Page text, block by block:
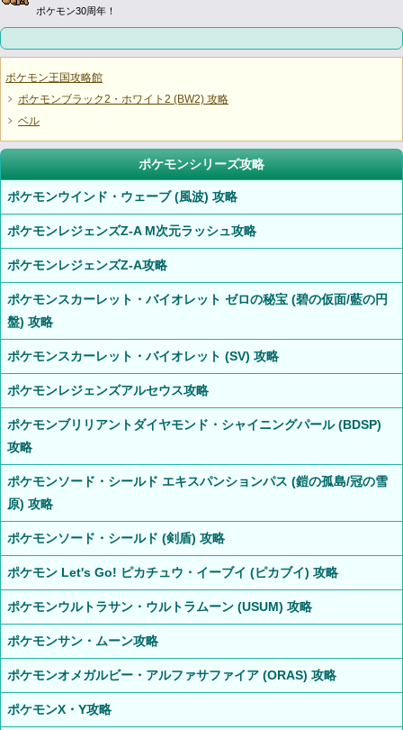
ポケモン30周年！
ポケモン王国攻略館
ポケモンブラック2・ホワイト2 (BW2) 攻略
ベル
ポケモンシリーズ攻略
ポケモンウインド・ウェーブ (風波) 攻略
ポケモンレジェンズZ-A M次元ラッシュ攻略
ポケモンレジェンズZ-A攻略
ポケモンスカーレット・バイオレット ゼロの秘宝 (碧の仮面/藍の円
盤) 攻略
ポケモンスカーレット・バイオレット (SV) 攻略
ポケモンレジェンズアルセウス攻略
ポケモンブリリアントダイヤモンド・シャイニングパール (BDSP)
攻略
ポケモンソード・シールド エキスパンションパス (鎧の孤島/冠の雪
原) 攻略
ポケモンソード・シールド (剣盾) 攻略
ポケモン Let's Go! ピカチュウ・イーブイ (ピカブイ) 攻略
ポケモンウルトラサン・ウルトラムーン (USUM) 攻略
ポケモンサン・ムーン攻略
ポケモンオメガルビー・アルファサファイア (ORAS) 攻略
ポケモンX・Y攻略